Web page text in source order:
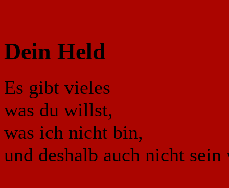
Dein Held
Es gibt vieles
was du willst,
was ich nicht bin,
und deshalb auch nicht